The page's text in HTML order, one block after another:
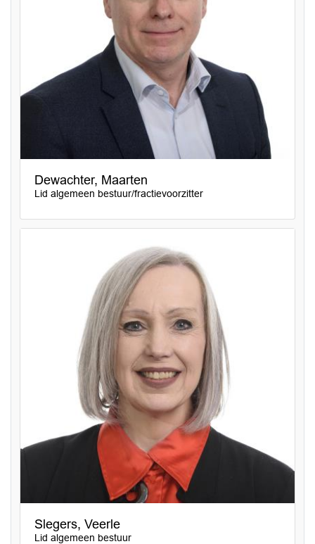
Dewachter, Maarten
Lid algemeen bestuur/fractievoorzitter
Slegers, Veerle
Lid algemeen bestuur